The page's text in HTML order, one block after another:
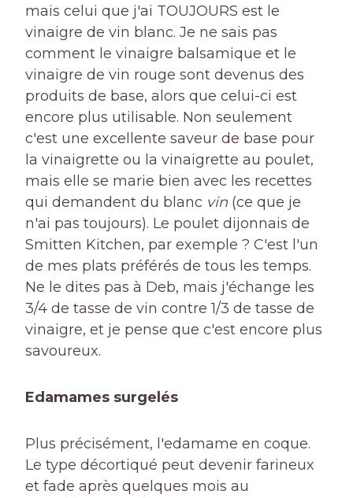
mais celui que j'ai TOUJOURS est le
vinaigre de vin blanc. Je ne sais pas
comment le vinaigre balsamique et le
vinaigre de vin rouge sont devenus des
produits de base, alors que celui-ci est
encore plus utilisable. Non seulement
c'est une excellente saveur de base pour
la vinaigrette ou la vinaigrette au poulet,
mais elle se marie bien avec les recettes
qui demandent du blanc vin (ce que je
n'ai pas toujours). Le poulet dijonnais de
Smitten Kitchen, par exemple ? C'est l'un
de mes plats préférés de tous les temps.
Ne le dites pas à Deb, mais j'échange les
3/4 de tasse de vin contre 1/3 de tasse de
vinaigre, et je pense que c'est encore plus
savoureux.
Edamames surgelés
Plus précisément, l'edamame en coque.
Le type décortiqué peut devenir farineux
et fade après quelques mois au